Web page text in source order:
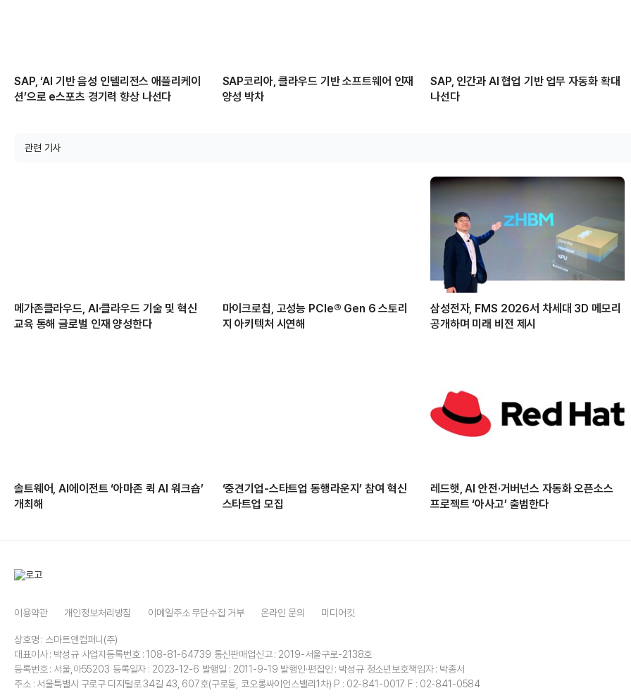
SAP, ‘AI 기반 음성 인텔리전스 애플리케이
션’으로 e스포츠 경기력 향상 나선다
SAP코리아, 클라우드 기반 소프트웨어 인재
양성 박차
SAP, 인간과 AI 협업 기반 업무 자동화 확대
나선다
관련 기사
메가존클라우드, AI·클라우드 기술 및 혁신
교육 통해 글로벌 인재 양성한다
마이크로칩, 고성능 PCIe® Gen 6 스토리
지 아키텍처 시연해
삼성전자, FMS 2026서 차세대 3D 메모리
공개하며 미래 비전 제시
솔트웨어, AI에이전트 ‘아마존 퀵 AI 워크숍’
개최해
‘중견기업-스타트업 동행라운지’ 참여 혁신
스타트업 모집
레드햇, AI 안전·거버넌스 자동화 오픈소스
프로젝트 ‘아사고’ 출범한다
이용약관 개인정보처리방침 이메일주소 무단수집 거부 온라인 문의 미디어킷
상호명 : 스마트앤컴퍼니(주)
대표이사 : 박성규 사업자등록번호 : 108-81-64739 통신판매업신고 : 2019-서울구로-2138호
등록번호 : 서울,아55203 등록일자 : 2023-12-6 발행일 : 2011-9-19 발행인·편집인 : 박성규 청소년보호책임자 : 박종서
주소 : 서울특별시 구로구 디지털로 34길 43, 607호(구로동, 코오롱싸이언스밸리1차) P : 02-841-0017 F : 02-841-0584